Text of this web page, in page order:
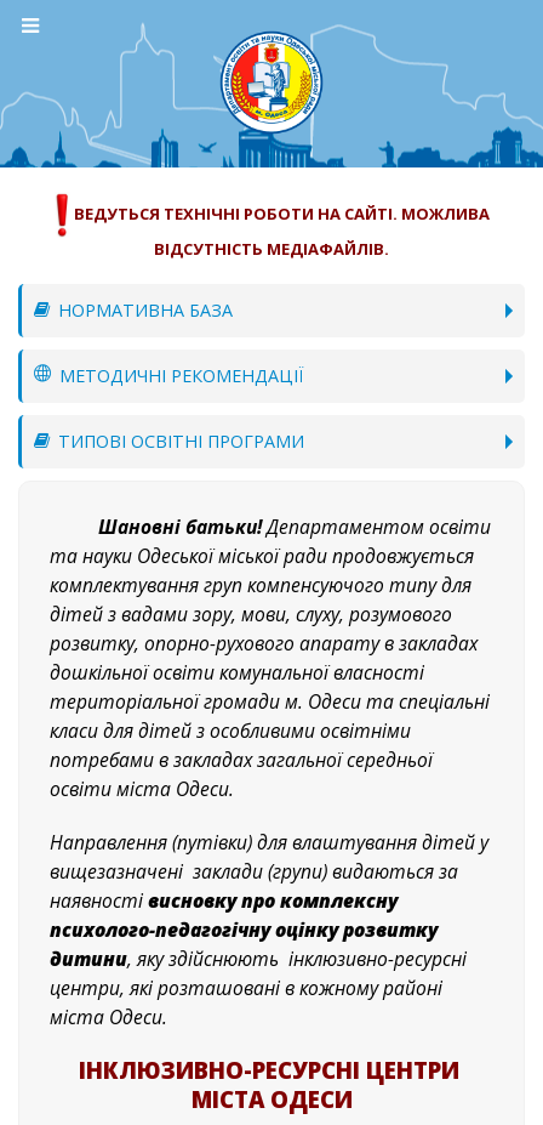
ВЕДУТЬСЯ ТЕХНІЧНІ РОБОТИ НА САЙТІ. МОЖЛИВА
ВІДСУТНІСТЬ МЕДІАФАЙЛІВ.
НОРМАТИВНА БАЗА
МЕТОДИЧНІ РЕКОМЕНДАЦІЇ
ТИПОВІ ОСВІТНІ ПРОГРАМИ
Шановні батьки!Департаментом освіти
та науки Одеської міської ради продовжується
комплектування груп компенсуючого типу для
дітей з вадами зору, мови, слуху, розумового
розвитку, опорно-рухового апарату в закладах
дошкільної освіти комунальної власності
територіальної громади м. Одеси та спеціальні
класи для дітей з особливими освітніми
потребами в закладах загальної середньої
освіти міста Одеси.
Направлення (путівки) для влаштування дітей у
вищезазначені заклади (групи) видаються за
наявностівисновку про комплексну
психолого-педагогічну оцінку розвитку
дитини, яку здійснюють інклюзивно-ресурсні
центри, які розташовані в кожному районі
міста Одеси.
ІНКЛЮЗИВНО-РЕСУРСНІ ЦЕНТРИ
МІСТА ОДЕСИ